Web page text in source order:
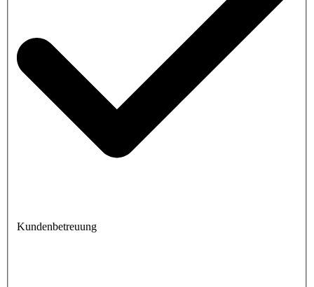
Kundenbetreuung